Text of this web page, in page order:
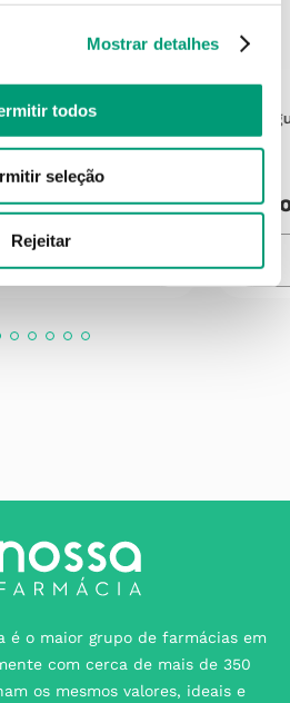
Mostrar detalhes
todos
seleção
Rejeitar
DIMOR
Dimor Água
10v 500ml
Indisponível
é o maior grupo de farmácias em
com cerca de mais de 350
os mesmos valores, ideais e